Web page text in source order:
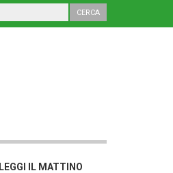
LEGGI IL MATTINO